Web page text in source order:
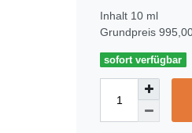
Inhalt 10 ml
Grundpreis
sofort verfügbar